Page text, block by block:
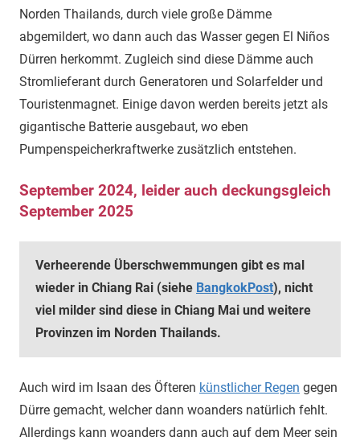
Norden Thailands, durch viele große Dämme
abgemildert, wo dann auch das Wasser gegen El Niños
Dürren herkommt. Zugleich sind diese Dämme auch
Stromlieferant durch Generatoren und Solarfelder und
Touristenmagnet. Einige davon werden bereits jetzt als
gigantische Batterie ausgebaut, wo eben
Pumpenspeicherkraftwerke zusätzlich entstehen.
September 2024, leider auch deckungsgleich
September 2025
Verheerende Überschwemmungen gibt es mal
wieder in Chiang Rai (siehe BangkokPost), nicht
viel milder sind diese in Chiang Mai und weitere
Provinzen im Norden Thailands.
Auch wird im Isaan des Öfteren künstlicher Regen gegen
Dürre gemacht, welcher dann woanders natürlich fehlt.
Allerdings kann woanders dann auch auf dem Meer sein